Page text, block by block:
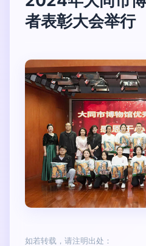
者表彰大会举行
如若转载，请注明出处：